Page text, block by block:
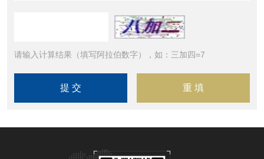
请输入计算结果（填写阿拉伯数字），如：三加四=7